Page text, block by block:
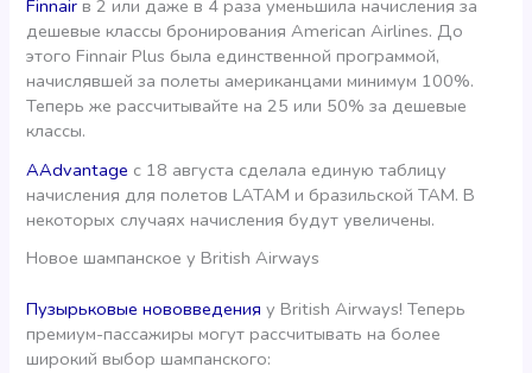
Finnair в 2 или даже в 4 раза уменьшила начисления за
дешевые классы бронирования American Airlines. До
этого Finnair Plus была единственной программой,
начислявшей за полеты американцами минимум 100%.
Теперь же рассчитывайте на 25 или 50% за дешевые
классы.
AAdvantage с 18 августа сделала единую таблицу
начисления для полетов LATAM и бразильской TAM. В
некоторых случаях начисления будут увеличены.
Новое шампанское у British Airways
Пузырьковые нововведения у British Airways! Теперь
премиум-пассажиры могут рассчитывать на более
широкий выбор шампанского: